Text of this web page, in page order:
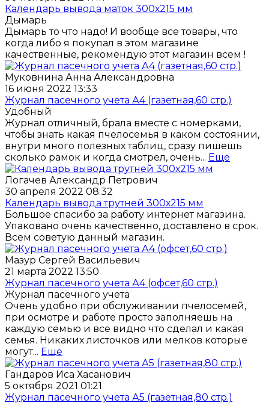
Календарь вывода маток 300х215 мм
Дымарь
Дымарь то что надо! И вообще все товары, что
когда либо я покупал в этом магазине
качественные, рекомендую этот магазин всем !
Муковнина Анна Александровна
16 июня 2022 13:33
Журнал пасечного учета А4 (газетная,60 стр.)
Удобный
Журнал отличный, брала вместе с номерками,
чтобы знать какая пчелосемья в каком состоянии,
внутри много полезных таблиц, сразу пишешь
сколько рамок и когда смотрел, очень... Еще
Логачев Александр Петрович
30 апреля 2022 08:32
Календарь вывода трутней 300х215 мм
Большое спасибо за работу интернет магазина.
Упаковано очень качественно, доставлено в срок.
Всем советую данный магазин.
Мазур Сергей Васильевич
21 марта 2022 13:50
Журнал пасечного учета А4 (офсет,60 стр.)
Журнал пасечного учета
Очень удобно при обслуживании пчелосемей,
при осмотре и работе просто заполняешь на
каждую семью и все видно что сделал и какая
семья. Никаких листочков или мелков которые
могут... Еще
Гандаров Иса Хасанович
5 октября 2021 01:21
Журнал пасечного учета А5 (газетная,80 стр.)